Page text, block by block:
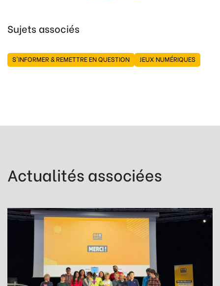
Sujets associés
S'INFORMER & REMETTRE EN QUESTION JEUX NUMÉRIQUES
Actualités associées